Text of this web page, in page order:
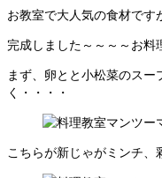
お教室で大人気の食材です
完成しました～～～～お料
まず、卵とと小松菜のス
く・・・・
こちらが新じゃがミンチ、